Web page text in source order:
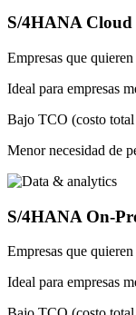
S/4HANA Cloud
Empresas que
Ideal para empresas
Bajo TCO (costo
Menor necesidad de
S/4HANA On-
Empresas que
Ideal para empresas